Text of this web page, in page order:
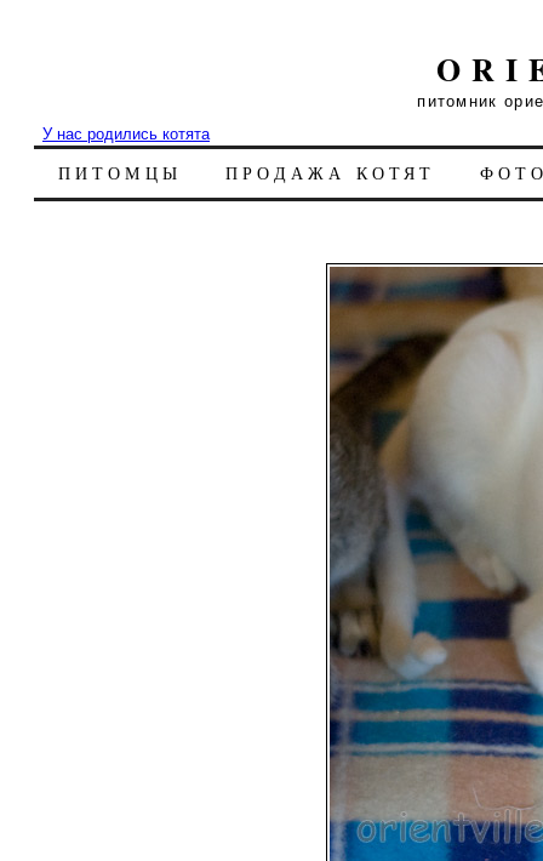
питомник
У нас родились котята
ПИТОМЦЫ ПРОДАЖА КОТЯТ